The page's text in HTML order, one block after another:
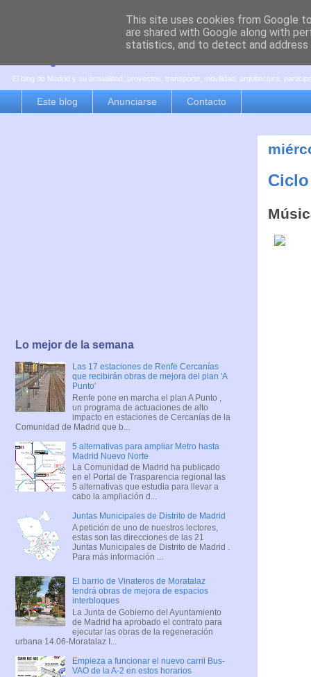
es por madrid
El blog de Madrid y su actualidad, proyectos, transporte, movilidad, arquitectura,
Este blog Anunciarse Contacto
Lo mejor de la semana
Las 17 estaciones de Renfe Cercanías
que recibirán obras de mejora del plan 'A
Punto'
Renfe pone en marcha el plan A Punto ,
un programa de actuaciones de alto
impacto en estaciones de Cercanías de la
Comunidad de Madrid que b...
5 alternativas para ampliar Metro hasta
Madrid Nuevo Norte
La Comunidad de Madrid ha publicado
en el Portal de Trasparencia regional las
5 alternativas que estudia para llevar a
cabo la ampliación d...
Juntas Municipales de Distrito de Madrid
A petición de uno de nuestros lectores,
estas son las direcciones de las 21
Juntas Municipales de Distrito de Madrid .
Para más información ...
El barrio de Vinateros de Moratalaz
tendrá obras de mejora de espacios
interbloques
La Junta de Gobierno del Ayuntamiento
de Madrid ha aprobado el contrato para
ejecutar las obras de la regeneración
urbana 14.06-Moratalaz I...
Empieza a funcionar el nuevo carril Bus-
VAO de la A-2 en estos horarios
This site uses cookies from Google
are shared with Google along with
statistics, and to detect and address